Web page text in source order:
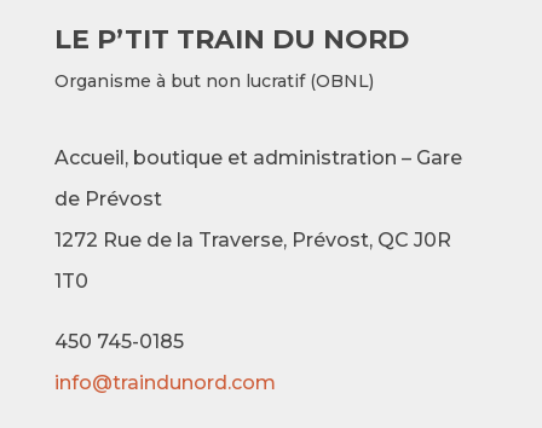
LE P’TIT TRAIN DU NORD
Organisme à but non lucratif (OBNL)
Accueil, boutique et administration – Gare
de Prévost
1272 Rue de la Traverse, Prévost, QC J0R
1T0
450 745-0185
info@traindunord.com